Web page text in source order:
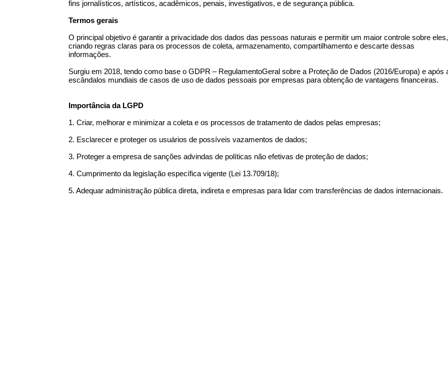
fins jornalísticos, artísticos, acadêmicos, penais, investigativos, e de segurança pública.
Termos gerais
O principal objetivo é garantir a privacidade dos dados das pessoas naturais e permitir um maior controle sobre eles,
criando regras claras para os processos de coleta, armazenamento, compartilhamento e descarte dessas
informações.
Surgiu em 2018, tendo como base o GDPR – RegulamentoGeral sobre a Proteção de Dados (2016/Europa) e após
escândalos mundiais de casos de uso de dados pessoais por empresas para obtenção de vantagens financeiras.
Importância da LGPD
1. Criar, melhorar e minimizar a coleta e os processos de tratamento de dados pelas empresas;
2. Esclarecer e proteger os usuários de possíveis vazamentos de dados;
3. Proteger a empresa de sanções advindas de políticas não efetivas de proteção de dados;
4. Cumprimento da legislação específica vigente (Lei 13.709/18);
5. Adequar administração pública direta, indireta e empresas para lidar com transferências de dados internacionais.